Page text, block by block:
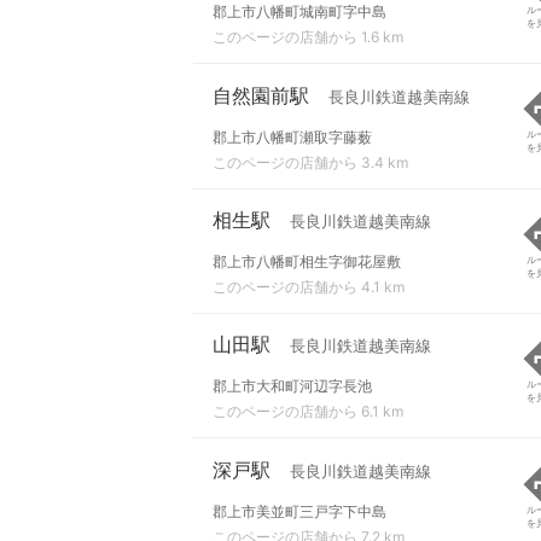
郡上市八幡町城南町字中島
このページの店舗から 1.6 km
ル
を
自然園前駅 長良川鉄道越美南線
郡上市八幡町瀬取字藤薮
このページの店舗から 3.4 km
ル
を
相生駅 長良川鉄道越美南線
郡上市八幡町相生字御花屋敷
このページの店舗から 4.1 km
ル
を
山田駅 長良川鉄道越美南線
郡上市大和町河辺字長池
このページの店舗から 6.1 km
ル
を
深戸駅 長良川鉄道越美南線
郡上市美並町三戸字下中島
このページの店舗から 7.2 km
ル
を